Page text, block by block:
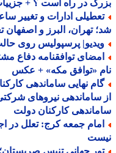
در راه است ؟ + جزییات
البرز و اصفهان تعطیل، 13 استان با ساعت
پرسپولیس روی حالت
توافقنامه دفاع
«توافق مکه» + عکس
ساماندهی نیروهای شرکتی
کارکنان دولت
جمعه کرج: تعلل در